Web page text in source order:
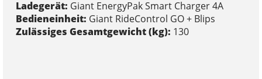
Ladegerät: Giant EnergyPak Smart Charger 4A
Bedieneinheit: Giant RideControl GO + Blips
Zulässiges Gesamtgewicht (kg): 130